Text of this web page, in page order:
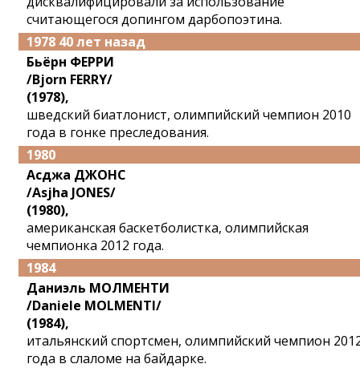
считающегося допингом дарбопоэтина.
1978 40 лет назад
Бьёрн ФЕРРИ
/Bjorn FERRY/
(1978),
шведский биатлонист, олимпийский чемпион 2010
года в гонке преследования.
1980
Асджа ДЖОНС
/Asjha JONES/
(1980),
американская баскетболистка, олимпийская
чемпионка 2012 года.
1984
Даниэль МОЛМЕНТИ
/Daniele MOLMENTI/
(1984),
итальянский спортсмен, олимпийский чемпион
года в слаломе на байдарке.